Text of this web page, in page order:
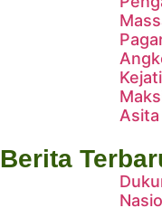
Asita
Berita
Hadapi
Komisi X
Penyiaran